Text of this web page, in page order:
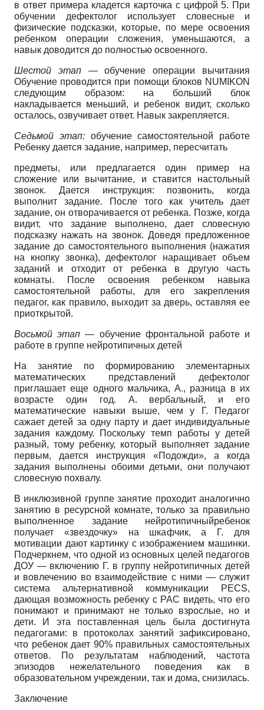
в ответ примера кладется карточка с цифрой 5. При
обучении дефектолог использует словесные и
физические подсказки, которые, по мере освоения
ребенком операции сложения, уменьшаются, а
навык доводится до полностью освоенного.
Шестой этап— обучение операции вычитания
Обучение проводится при помощи блоков NUMIKON
следующим образом: на больший блок
накладывается меньший, и ребенок видит, сколько
осталось, озвучивает ответ. Навык закрепляется.
Седьмой этап:обучение самостоятельной работе
Ребенку дается задание, например, пересчитать
предметы, или предлагается один пример на
сложение или вычитание, и ставится настольный
звонок. Дается инструкция: позвонить, когда
выполнит задание. После того как учитель дает
задание, он отворачивается от ребенка. Позже, когда
видит, что задание выполнено, дает словесную
подсказку нажать на звонок. Доведя предложенное
задание до самостоятельного выполнения (нажатия
на кнопку звонка), дефектолог наращивает объем
заданий и отходит от ребенка в другую часть
комнаты. После освоения ребенком навыка
самостоятельной работы, для его закрепления
педагог, как правило, выходит за дверь, оставляя ее
приоткрытой.
Восьмой этап — обучение фронтальной работе и
работе в группе нейротипичных детей
На занятие по формированию элементарных
математических представлений дефектолог
приглашает еще одного мальчика, А., разница в их
возрасте один год. А. вербальный, и его
математические навыки выше, чем у Г. Педагог
сажает детей за одну парту и дает индивидуальные
задания каждому. Поскольку темп работы у детей
разный, тому ребенку, который выполняет задание
первым, дается инструкция «Подожди», а когда
задания выполнены обоими детьми, они получают
словесную похвалу.
В инклюзивной группе занятие проходит аналогично
занятию в ресурсной комнате, только за правильно
выполненное задание нейротипичныйребенок
получает «звездочку» на шкафчик, а Г. для
мотивации дают картинку с изображением машинки.
Подчеркнем, что одной из основных целей педагогов
ДОУ — включению Г. в группу нейротипичных детей
и вовлечению во взаимодействие с ними — служит
система альтернативной коммуникации PECS,
дающая возможность ребенку с РАС видеть, что его
понимают и принимают не только взрослые, но и
дети. И эта поставленная цель была достигнута
педагогами: в протоколах занятий зафиксировано,
что ребенок дает 90% правильных самостоятельных
ответов. По результатам наблюдений, частота
эпизодов нежелательного поведения как в
образовательном учреждении, так и дома, снизилась.
Заключение